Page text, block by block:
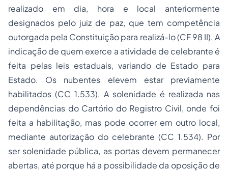
realizado em dia, hora e local anteriormente
designados pelo juiz de paz, que tem competência
outorgada pela Constituição para realizá-lo (CF 98 II). A
indicação de quem exerce a atividade de celebrante é
feita pelas leis estaduais, variando de Estado para
Estado. Os nubentes elevem estar previamente
habilitados (CC 1.533). A solenidade é realizada nas
dependências do Cartório do Registro Civil, onde foi
feita a habilitação, mas pode ocorrer em outro local,
mediante autorização do celebrante (CC 1.534). Por
ser solenidade pública, as portas devem permanecer
abertas, até porque há a possibilidade da oposição de